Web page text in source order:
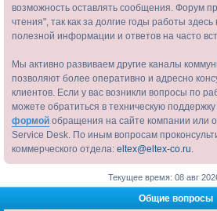
возможность оставлять сообщения. Форум
чтения", так как за долгие годы работы здесь
полезной информации и ответов на часто
Мы активно развиваем другие каналы
позволяют более оперативно и адресно
клиентов. Если у вас возникли вопросы по
можете обратиться в техническую
формой обращения на сайте компании или
Service Desk. По иным вопросам
коммерческого отдела: eltex@eltex-co.ru.
Текущее время: 08 авг
Общие вопросы